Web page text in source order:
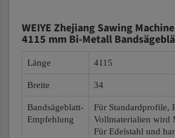
WEIYE Zhejiang Sawing
4115 mm Bi-Metall
Länge 4115
Breite 34
Bandsägeblatt-
Empfehlung
Für Standardprofile,
Vollmaterialien wird
Für Edelstahl und